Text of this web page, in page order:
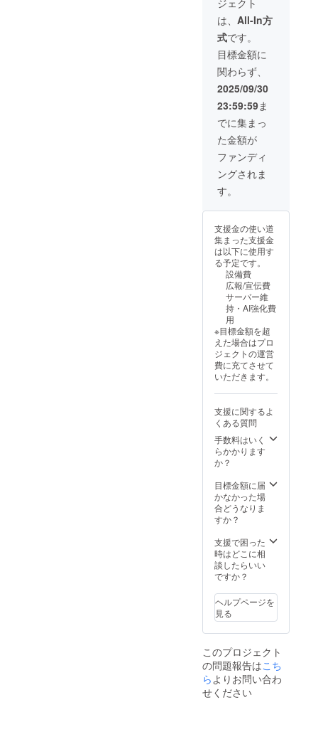
は学生
様限定
のた
め、備
考欄に
学生の
方は
「学
生」と
記入よ
ろしく
お願い
いたし
ます。
かの人
への共
見させ
ていた
だいた
場合に
は、法
的措置
を取ら
せてい
ただき
ます。
【恋
愛・
デート
談】 ・
概要：
スタッ
フが恋
愛や
デート
につい
ての悩
みを聞
かせて
いただ
きま
す。 ・
方法：
20分間
のzoom
orメー
ルでの
相談 ・
有効期
限：
2025年
年4月末
まで ・
プライ
れてい
るため
ご安心
くださ
細：
ベータ
版のア
プリを
誰より
も早く
利用す
ること
（一般
公開）
・提供
方法：
アプリ
のURL
をメー
注意事
項：ほ
かの人
への共
有を発
見させ
ていた
だいた
場合に
は、法
的措置
を取ら
せてい
ただき
ます。
【あな
ただけ
の特別
デート
プラン
(PDF)】
・概
とAIが
あなた
だけの
プラン
を提案
させて
いただ
す。 ・
方法：
20分間
のzoom
ルでの
相談 ・
有効期
限：
2025年
法：文
字の
み、ロ
ゴ／バ
ナーの
掲載は
不可 ・
支援
時、必
ず備考
欄に希
望され
るお名
前をご
記入く
ださい
体験】
・詳
細：
ベータ
版のア
プリを
誰より
も早く
利用す
ること
が可能
（一般
公開）
・提供
方法：
アプリ
のURL
ルにて
送信 ・
注意事
項：ほ
有を発
見させ
ていた
は、法
的措置
を取ら
せてい
ます。
【限定
イベン
トの参
ンライ
ン or オ
フライ
ン） ・
詳細：
と公式
HPにて
「支援
者様
欄」
に、支
援者様
のお名
前
（ニッ
クネー
ム）を
掲載し
ます。
(会社名
なども
期間：
運用開
始から3
年間 ・
掲載方
法：文
字やロ
ゴ／バ
ナーの
能(HPに
関して
は5年
間） ・
支援
時、必
欄に希
望され
るお名
前をご
記入よ
お願い
いたし
ます。
【アプ
体験】
・詳
細：
ベータ
プリを
誰より
も早く
利用す
が可能
（一般
公開）
・提供
方法：
は、 All-In方
式です。
目標金額に
関わらず、
2025/09/30
23:59:59ま
でに集まっ
た金額が
ファンディ
ングされま
す。
支援金の使い道
集まった支援金
は以下に使用す
る予定です。
設備費
広報/宣伝費
サーバー維
持・AI強化費
用
※目標金額を超
えた場合はプロ
ジェクトの運営
費に充てさせて
いただきます。
支援に関するよ
くある質問
手数料はいく
らかかります
か？
目標金額に届
かなかった場
合どうなりま
すか？
支援で困った
時はどこに相
談したらいい
ですか？
ヘルプページを
見る
このプロジェクト
の問題報告はこち
ら よりお問い合わ
せください